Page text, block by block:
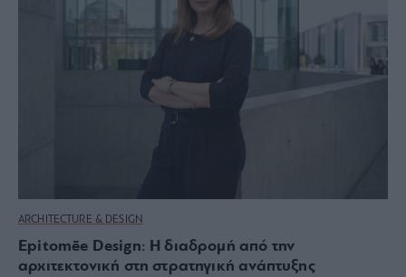
ARCHITECTURE & DESIGN
Epitomēe Design: Η διαδρομή από την
αρχιτεκτονική στη στρατηγική ανάπτυξης